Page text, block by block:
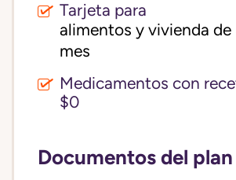
Tarjeta para
alimentos y vivienda de
mes
Medicamentos con
$0
Documentos del plan